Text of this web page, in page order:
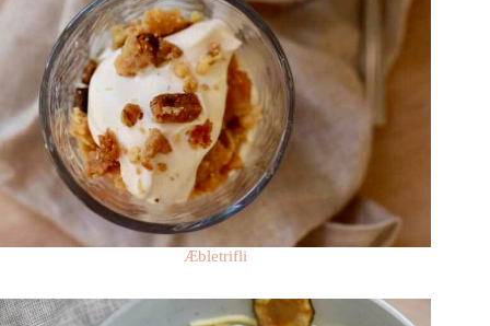
Æbletrifli